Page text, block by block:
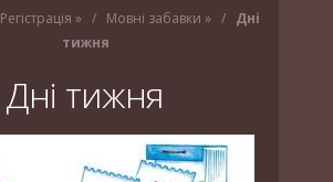
Регістрація » Мовні забавки »
Дні
тижня
Дні тижня